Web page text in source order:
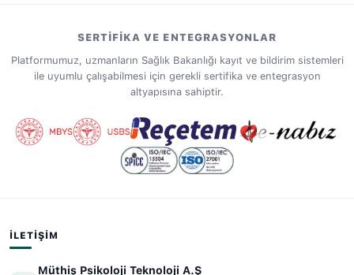
SERTIFIKA VE ENTEGRASYONLAR
Platformumuz, uzmanların Sağlık Bakanlığı kayıt ve bildirim sistemleri
ile uyumlu çalışabilmesi için gerekli sertifika ve entegrasyon
altyapısına sahiptir.
İLETIŞIM
Müthiş Psikoloji Teknoloji A.Ş